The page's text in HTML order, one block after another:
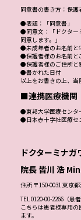
同意書の書き方：保護
●表題：「同意書」
●同意文：「ドクター
同意します。」
●未成年者のお名前と
●保護者様のお名前と
●保護者様のご住所と
●書かれた日付
以上をお書きの上、当
■連携医療機関
●東邦大学医療センタ
●日本赤十字社医療セ
ドクターミナガ
院長 皆川 浩
住所 〒150-0031 東京
TEL 0120-00-2266（患
こちらは患者様専用
ます。